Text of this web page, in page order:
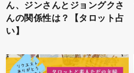
ん、ジンさんとジョングクさ
んの関係性は？【タロット占
い】